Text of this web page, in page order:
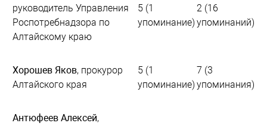
руководитель Управления
Роспотребнадзора по
Алтайскому краю
5 (1
упоминание)
2 (16
упоминаний)
Хорошев Яков, прокурор
Алтайского края
5 (1
упоминание)
7 (3
упоминания)
Антюфеев Алексей,